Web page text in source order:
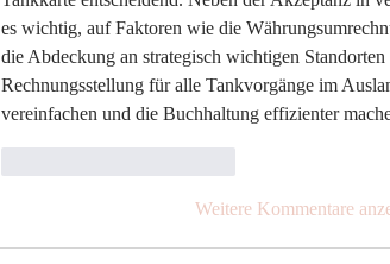
es wichtig, auf Faktoren wie die
die Abdeckung an strategisch wichtigen
Rechnungsstellung für alle Tankvorgänge im
vereinfachen und die Buchhaltung effizienter
Weitere Kommentare